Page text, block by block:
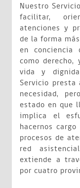
Nuestro
facilitar,
atenciones y
de la forma
en
como
vida y
Servicio presta
necesidad,
estado en que
implica el
hacernos
procesos de
red
extiende a
por cuatro